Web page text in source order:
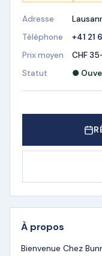
Adresse
Téléphone
+41 21
Prix moyen
CHF
Statut
●
À propos
Bienvenue Chez